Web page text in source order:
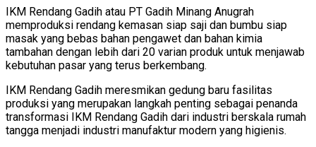
IKM Rendang Gadih atau PT Gadih Minang Anugrah
memproduksi rendang kemasan siap saji dan bumbu siap
masak yang bebas bahan pengawet dan bahan kimia
tambahan dengan lebih dari 20 varian produk untuk menjawab
kebutuhan pasar yang terus berkembang.
IKM Rendang Gadih meresmikan gedung baru fasilitas
produksi yang merupakan langkah penting sebagai penanda
transformasi IKM Rendang Gadih dari industri berskala rumah
tangga menjadi industri manufaktur modern yang higienis.